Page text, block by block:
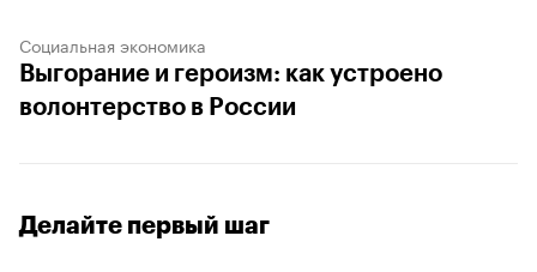
Социальная экономика
Выгорание и героизм: как устроено
волонтерство в России
Делайте первый шаг